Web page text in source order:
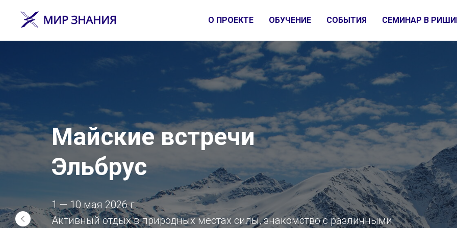
О ПРОЕКТЕ ОБУЧЕНИЕ СОБЫТИЯ СЕМИНАР В
Майские встречи
Эльбрус
1 — 10 мая 2026 г.
Активный отдых в природных местах силы, знакомство с различными